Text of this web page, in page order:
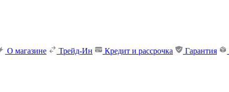
О магазине Трейд-Ин Кредит и рассрочка Гарантия